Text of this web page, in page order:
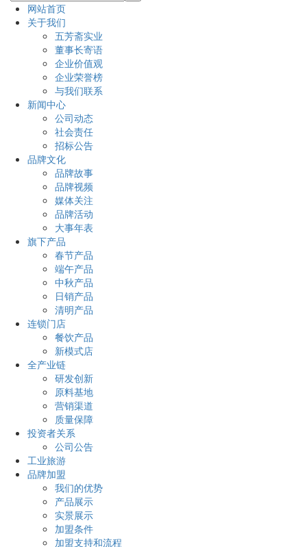
网站首页
关于我们
五芳斋实业
董事长寄语
企业价值观
企业荣誉榜
与我们联系
新闻中心
公司动态
社会责任
招标公告
品牌文化
品牌故事
品牌视频
媒体关注
品牌活动
大事年表
旗下产品
春节产品
端午产品
中秋产品
日销产品
清明产品
连锁门店
餐饮产品
新模式店
全产业链
研发创新
原料基地
营销渠道
质量保障
投资者关系
公司公告
工业旅游
品牌加盟
我们的优势
产品展示
实景展示
加盟条件
加盟支持和流程